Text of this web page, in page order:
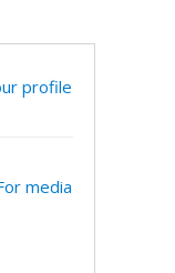
profile
media